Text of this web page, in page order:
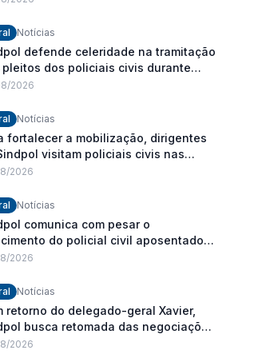
Notícias
defende celeridade na tramitação
pleitos dos policiais civis durante
às delegacias
2026
Notícias
fortalecer a mobilização, dirigentes
visitam policiais civis nas
2026
Notícias
comunica com pesar o
do policial civil aposentado
Carlos Romeiro
2026
Notícias
retorno do delegado-geral Xavier,
busca retomada das negociações
de reivindicações e
2026